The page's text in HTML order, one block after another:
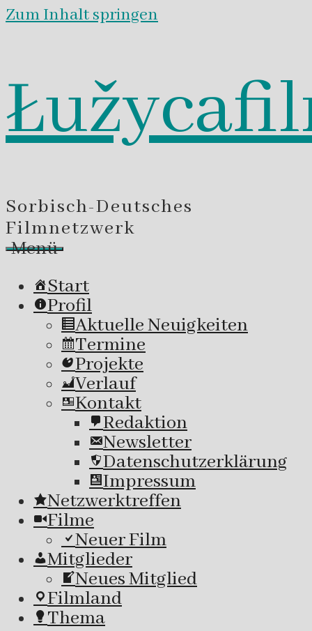
Zum Inhalt springen
Sorbisch-Deutsches
Filmnetzwerk
Menü
Start
Profil
Aktuelle Neuigkeiten
Termine
Projekte
Verlauf
Kontakt
Redaktion
Newsletter
Datenschutzerklärung
Impressum
Netzwerktreffen
Filme
Neuer Film
Mitglieder
Neues Mitglied
Filmland
Thema